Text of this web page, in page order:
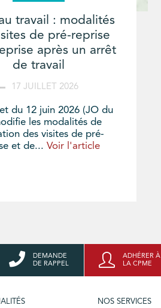
travail : modalités
de pré-reprise
après un arrêt
de travail
17 JUILLET 2026
du 12 juin 2026 (JO du
les modalités de
des visites de pré-
et de... Voir l'article
DEMANDE
DE RAPPEL
ADHÉRER À
LA CPME
NOS SERVICES